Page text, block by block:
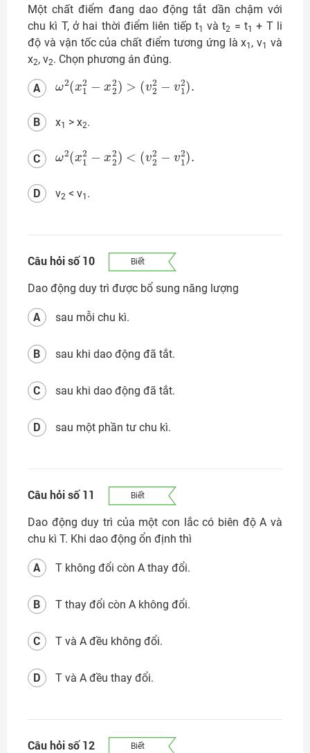
Một chất điểm đang dao động tắt dần chậm với
chu kì T, ở hai thời điểm liên tiếp t1 và t2 = t1
+ T li
độ và vận tốc của chất điểm tương ứng là x1, v1
và
x2, v2. Chọn phương án đúng.
ω2 x1 x2
v2 − ).
A
x1 > x2.
B
ω2 x1 x2
(v 2 2)
C
v2 < v1 .
D
Câu hỏi số 10 Biết
Dao động duy trì được bổ sung năng lượng
sau mỗi chu kì.
A
sau khi dao động đã tắt.
B
sau khi dao động đã tắt.
C
sau một phần tư chu kì.
D
Câu hỏi số 11 Biết
Dao động duy trì của một con lắc có biên độ A và
chu kì T. Khi dao động ổn định thì
T không đổi còn A thay đổi.
A
T thay đổi còn A không đổi.
B
T và A đều không đổi.
C
T và A đều thay đổi.
D
Câu hỏi số 12 Biết